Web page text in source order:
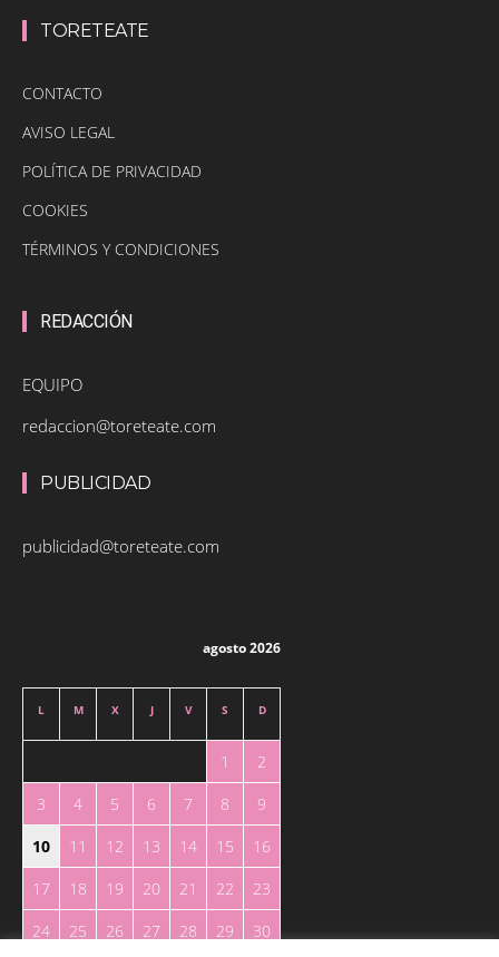
TORETEATE
CONTACTO
AVISO LEGAL
POLÍTICA DE PRIVACIDAD
COOKIES
TÉRMINOS Y CONDICIONES
REDACCIÓN
EQUIPO
redaccion@toreteate.com
PUBLICIDAD
publicidad@toreteate.com
agosto 2026
L M X J V S D
1
2
3
4 5 6 7 8
9
10
11 12 13 14 15
16
17
18 19 20 21 22
23
24
25 26 27 28 29 30